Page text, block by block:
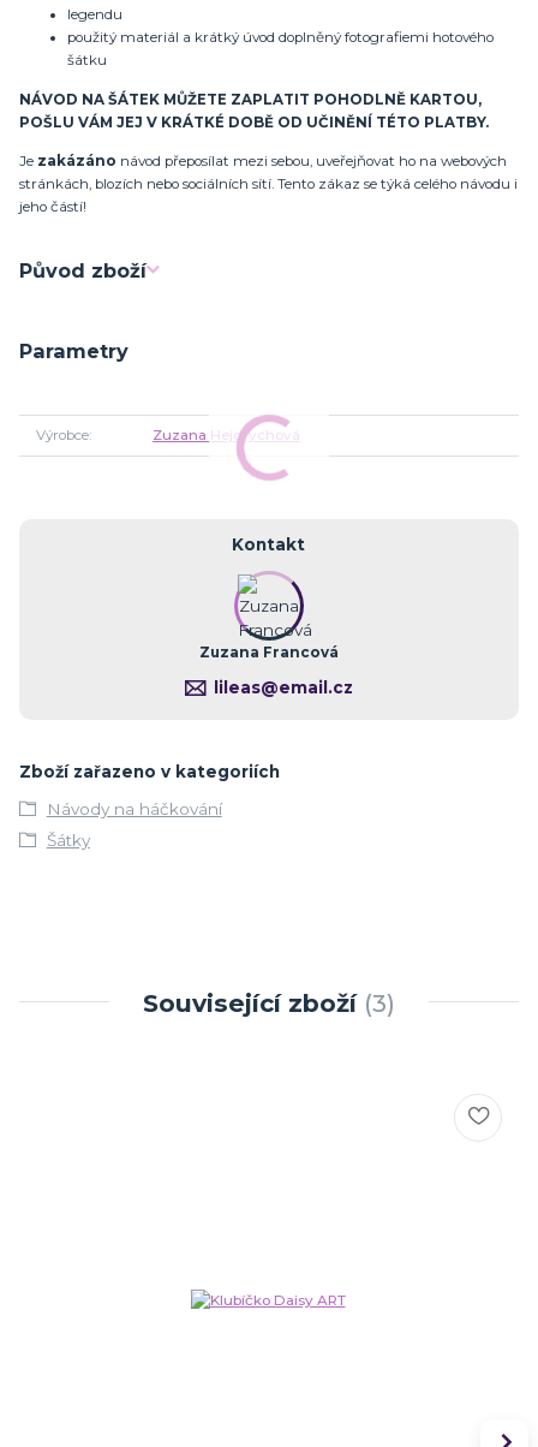
legendu
použitý materiál a krátký úvod doplněný fotografiemi hotového
šátku
NÁVOD NA ŠÁTEK MŮŽETE ZAPLATIT POHODLNĚ KARTOU,
POŠLU VÁM JEJ V KRÁTKÉ DOBĚ OD UČINĚNÍ TÉTO PLATBY.
Je zakázáno návod přeposílat mezi sebou, uveřejňovat ho na webových
stránkách, blozích nebo sociálních sítí. Tento zákaz se týká celého návodu i
jeho částí!
Původ zboží
Parametry
Výrobce Zuzana Hejdrychová
Kontakt
Zuzana Francová
lileas@email.cz
Zboží zařazeno v kategoriích
Návody na háčkování
Šátky
Související zboží 3